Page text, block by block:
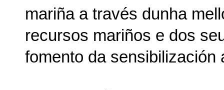
mariña a través dunha
recursos mariños e dos
fomento da sensibilización